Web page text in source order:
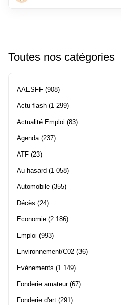
Toutes nos catégories
AAESFF (908)
Actu flash (1 299)
Actualité Emploi (83)
Agenda(237)
ATF (23)
Au hasard (1 058)
Automobile (355)
Décès (24)
Economie (2 186)
Emploi (993)
Environnement/C02 (36)
Evènements (1 149)
Fonderie amateur(67)
Fonderie d'art (291)